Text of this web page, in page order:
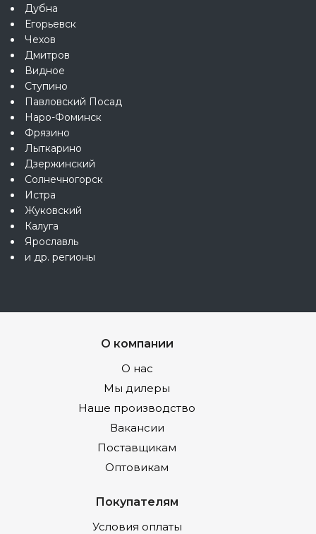
Дубна
Егорьевск
Чехов
Дмитров
Видное
Ступино
Павловский Посад
Наро-Фоминск
Фрязино
Лыткарино
Дзержинский
Солнечногорск
Истра
Жуковский
Калуга
Ярославль
и др. регионы
О компании
О нас
Мы дилеры
Наше производство
Вакансии
Поставщикам
Оптовикам
Покупателям
Условия оплаты